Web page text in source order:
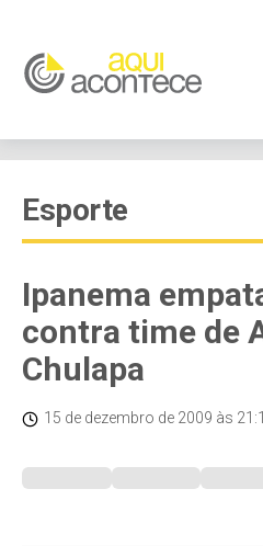
Esporte
Ipanema
contra time de
Chulapa
15 de dezembro de 2009 às